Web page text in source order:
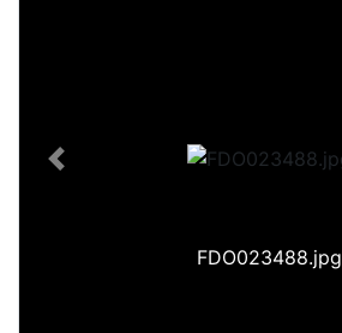
FDO023488.jpg
Previous